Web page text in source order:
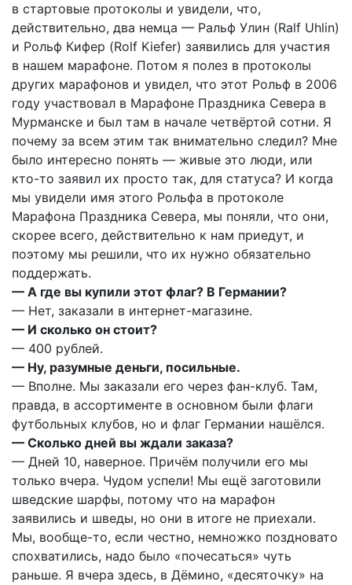
в стартовые протоколы и увидели, что,
действительно, два немца — Ральф Улин (Ralf Uhlin)
и Рольф Кифер (Rolf Kiefer) заявились для участия
в нашем марафоне. Потом я полез в протоколы
других марафонов и увидел, что этот Рольф в 2006
году участвовал в Марафоне Праздника Севера в
Мурманске и был там в начале четвёртой сотни. Я
почему за всем этим так внимательно следил? Мне
было интересно понять — живые это люди, или
кто-то заявил их просто так, для статуса? И когда
мы увидели имя этого Рольфа в протоколе
Марафона Праздника Севера, мы поняли, что они,
скорее всего, действительно к нам приедут, и
поэтому мы решили, что их нужно обязательно
поддержать.
— А где вы купили этот флаг? В Германии?
— Нет, заказали в интернет-магазине.
— И сколько он стоит?
— 400 рублей.
— Ну, разумные деньги, посильные.
— Вполне. Мы заказали его через фан-клуб. Там,
правда, в ассортименте в основном были флаги
футбольных клубов, но и флаг Германии нашёлся.
— Сколько дней вы ждали заказа?
— Дней 10, наверное. Причём получили его мы
только вчера. Чудом успели! Мы ещё заготовили
шведские шарфы, потому что на марафон
заявились и шведы, но они в итоге не приехали.
Мы, вообще-то, если честно, немножко поздновато
спохватились, надо было «почесаться» чуть
раньше. Я вчера здесь, в Дёмино, «десяточку» на